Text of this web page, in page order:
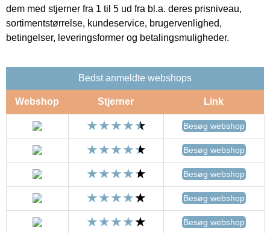
dem med stjerner fra 1 til 5 ud fra bl.a. deres prisniveau,
sortimentstørrelse, kundeservice, brugervenlighed,
betingelser, leveringsformer og betalingsmuligheder.
Bedst anmeldte webshops
Webshop Stjerner Link
Besøg webshop
Besøg webshop
Besøg webshop
Besøg webshop
Besøg webshop